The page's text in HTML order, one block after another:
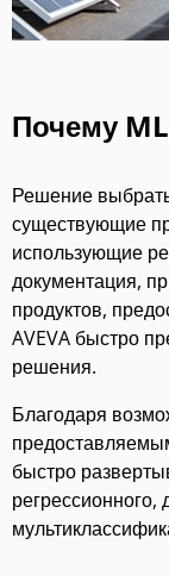
Почему
Решение
существующие
использующие
документация,
продуктов,
AVEVA быстро
решения.
Благодаря
быстро
регрессионного,